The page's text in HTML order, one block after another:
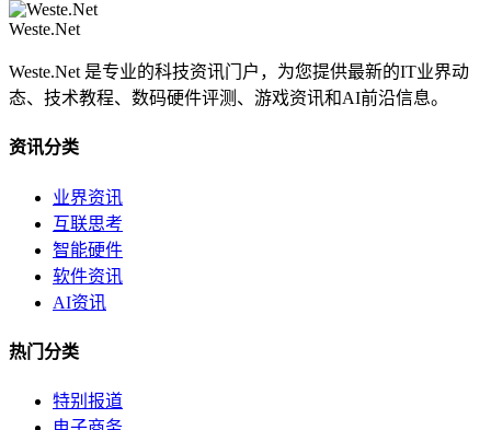
Weste.Net
Weste.Net 是专业的科技资讯门户，为您提供最新的IT业界动
态、技术教程、数码硬件评测、游戏资讯和AI前沿信息。
资讯分类
业界资讯
互联思考
智能硬件
软件资讯
AI资讯
热门分类
特别报道